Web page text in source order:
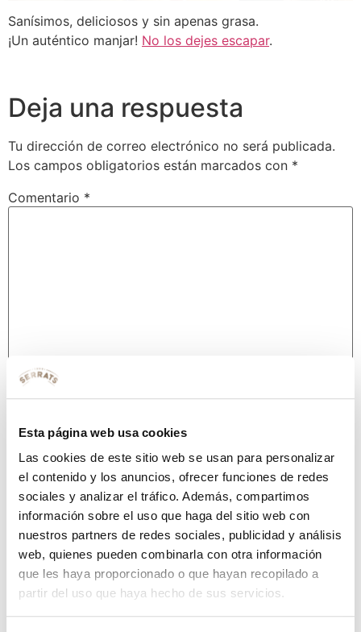
Esta página web usa cookies
Las cookies de este sitio web se usan para personalizar
el contenido y los anuncios, ofrecer funciones de redes
sociales y analizar el tráfico. Además, compartimos
información sobre el uso que haga del sitio web con
nuestros partners de redes sociales, publicidad y análisis
web, quienes pueden combinarla con otra información
que les haya proporcionado o que hayan recopilado a
partir del uso que haya hecho de sus servicios.
Sanísimos, deliciosos y sin apenas grasa.
¡Un auténtico manjar! No los dejes escapar.
Deja una respuesta
Tu dirección de correo electrónico no será publicada.
Los campos obligatorios están marcados con *
Comentario *
Nombre*
Correo electrónico*
Web
Guarda mi nombre, correo electrónico y web en este